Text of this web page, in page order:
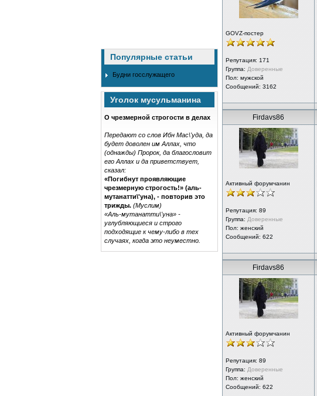
Популярные статьи
Будни госслужащего
Уголок мусульманина
О чрезмерной строгости в делах
Передают со слов Ибн Мас\'уда, да
будет доволен им Аллах, что
(однажды) Пророк, да благословит
его Аллах и да приветствует,
сказал:
«Погибнут проявляющие
чрезмерную строгость!» (аль-
мутанатти\'уна), - повторив это
трижды. (Муслим)
«Аль-мутанатти\'уна» -
углубляющиеся и строго
подходящие к чему-либо в тех
случаях, когда это неуместно.
GOVZ-постер
Репутация: 171
Группа: Доверенные
Пол: мужской
Сообщений: 3162
Firdavs86
Активный форумчанин
Репутация: 89
Группа: Доверенные
Пол: женский
Сообщений: 622
Firdavs86
Активный форумчанин
Репутация: 89
Группа: Доверенные
Пол: женский
Сообщений: 622